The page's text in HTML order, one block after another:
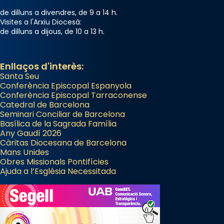
«Si vols saber què és calor, ves per les
Santes a Mataró»🥵.
View on Facebook · Share
Arquebisbat de Barcelona
2 weeks ago
Jaume, fill de Zebedeu, és juntament amb el
seu germà Joan i Pere un dels que
acompanyava més de prop Jesús.
Segons el llibre dels Fets (12,2) fou el primer
apòstol màrtir, decapitat a Jerusalem per
Herodes Agripa (vers l'any 44).
Patró de Galícia, després de les invasions
musulmanes fou venerat com a patró dels
de dilluns a divendres, de 9 a 14 h.
Visites a l'Arxiu Diocesà:
de dilluns a dijous, de 10 a 13 h.
Enllaços d'interès:
Santa Seu
Conferència Episcopal Espanyola
Conferència Episcopal Tarraconense
Catedral de Barcelona
Seminari Conciliar de Barcelona
Basílica de la Sagrada Família
Any Gaudí 2026
Càritas Diocesana de Barcelona
Mans Unides
Obres Missionals Pontifícies
Ajuda a l’Església Necessitada